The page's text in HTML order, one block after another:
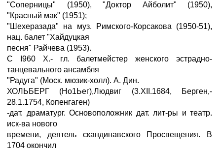
"Соперницы" (1950), "Доктор Айболит" (1950),
"Красный мак" (1951);
"Шехеразада" на муз. Римского-Корсакова (1950-51),
нац. балет "Хайдуцкая
песня" Райчева (1953).
С I960 X.- гл. балетмейстер женского эстрадно-
танцевального ансамбля
"Радуга" (Моск. мюзик-холл). А. Дин.
ХОЛЬБЕРГ (Но1Ьег),Людвиг (3.XII.1684, Берген,-
28.1.1754, Копенгаген)
-дат. драматург. Основоположник дат. лит-ры и театр.
иск-ва нового
времени, деятель скандинавского Просвещения. В
1704 окончил